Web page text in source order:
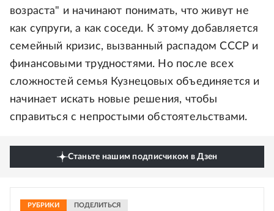
возраста" и начинают понимать, что живут не
как супруги, а как соседи. К этому добавляется
семейный кризис, вызванный распадом СССР и
финансовыми трудностями. Но после всех
сложностей семья Кузнецовых объединяется и
начинает искать новые решения, чтобы
справиться с непростыми обстоятельствами.
Станьте нашим подписчиком в Дзен
РУБРИКИ ПОДЕЛИТЬСЯ